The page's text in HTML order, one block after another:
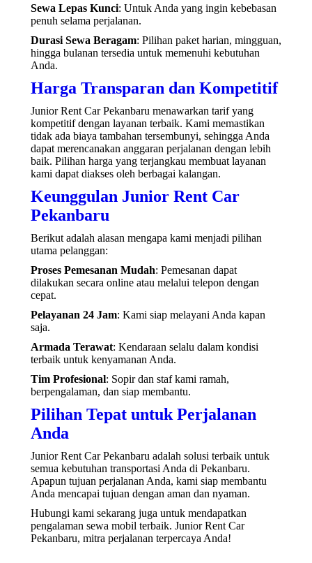
Sewa Lepas Kunci: Untuk Anda yang ingin kebebasan
penuh selama perjalanan.
Durasi Sewa Beragam: Pilihan paket harian, mingguan,
hingga bulanan tersedia untuk memenuhi kebutuhan
Anda.
Harga Transparan dan Kompetitif
Junior Rent Car Pekanbaru menawarkan tarif yang
kompetitif dengan layanan terbaik. Kami memastikan
tidak ada biaya tambahan tersembunyi, sehingga Anda
dapat merencanakan anggaran perjalanan dengan lebih
baik. Pilihan harga yang terjangkau membuat layanan
kami dapat diakses oleh berbagai kalangan.
Keunggulan Junior Rent Car
Pekanbaru
Berikut adalah alasan mengapa kami menjadi pilihan
utama pelanggan:
Proses Pemesanan Mudah: Pemesanan dapat
dilakukan secara online atau melalui telepon dengan
cepat.
Pelayanan 24 Jam: Kami siap melayani Anda kapan
saja.
Armada Terawat: Kendaraan selalu dalam kondisi
terbaik untuk kenyamanan Anda.
Tim Profesional: Sopir dan staf kami ramah,
berpengalaman, dan siap membantu.
Pilihan Tepat untuk Perjalanan
Anda
Junior Rent Car Pekanbaru adalah solusi terbaik untuk
semua kebutuhan transportasi Anda di Pekanbaru.
Apapun tujuan perjalanan Anda, kami siap membantu
Anda mencapai tujuan dengan aman dan nyaman.
Hubungi kami sekarang juga untuk mendapatkan
pengalaman sewa mobil terbaik. Junior Rent Car
Pekanbaru, mitra perjalanan terpercaya Anda!